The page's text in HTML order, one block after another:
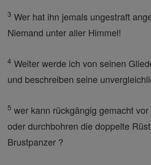
3 Wer hat ihn jemals ungestraft
Niemand unter aller Himmel!
4 Weiter werde ich von seinen
und beschreiben seine
5 wer kann rückgängig gemacht
oder durchbohren die doppelte
Brustpanzer ?